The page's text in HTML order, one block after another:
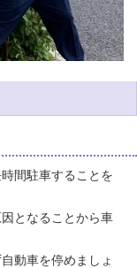
間駐車することを
となることから車
動車を停めましょ